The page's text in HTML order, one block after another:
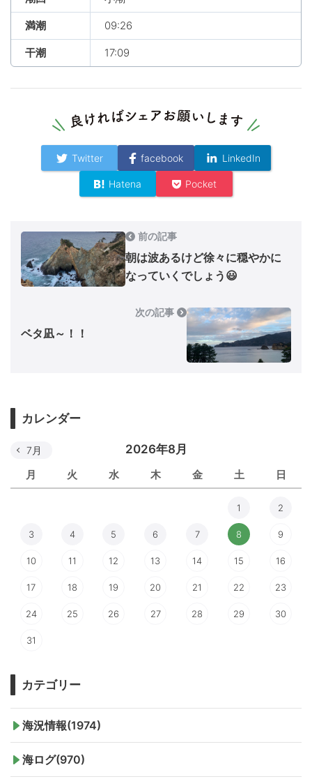
満潮 09:26
干潮 17:09
Twitter facebook LinkedIn
Hatena Pocket
前の記事
朝は波あるけど徐々に穏やかに
なっていくでしょう😃
次の記事
ベタ凪～！！
カレンダー
2026年8月
月 火 水 木 金 土 日
7月
1 2
3 4 5 6 7 8 9
10 11 12 13 14 15 16
17 18 19 20 21 22 23
24 25 26 27 28 29 30
31
カテゴリー
海況情報(1974)
海ログ(970)